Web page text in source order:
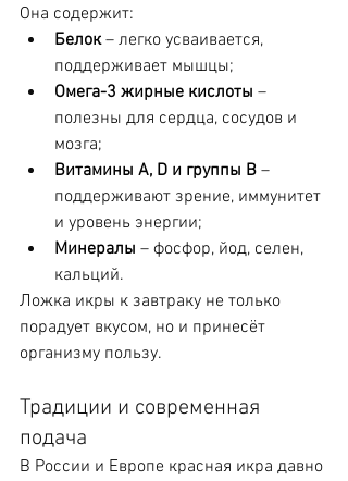
Она содержит:
Белок – легко усваивается,
поддерживает мышцы;
Омега-3 жирные кислоты –
полезны для сердца, сосудов и
мозга;
Витамины A, D и группы B –
поддерживают зрение, иммунитет
и уровень энергии;
Минералы – фосфор, йод, селен,
кальций.
Ложка икры к завтраку не только
порадует вкусом, но и принесёт
организму пользу.
Традиции и современная
подача
В России и Европе красная икра давно